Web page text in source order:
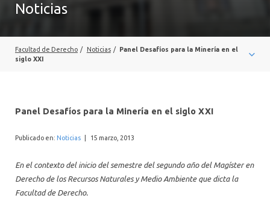
PROFESORES
Noticias
Facultad de Derecho / Noticias / Panel Desafíos para la Minería en el
siglo XXI
Panel Desafíos para la Minería en el siglo XXI
Publicado en: Noticias 15 marzo, 2013
En el contexto del inicio del semestre del segundo año del Magíster en
Derecho de los Recursos Naturales y Medio Ambiente que dicta la
Facultad de Derecho.